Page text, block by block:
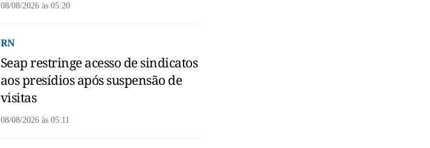
08/08/2026 às05:20
RN
Seap restringe acesso de sindicatos
aos presídios após suspensão de
visitas
08/08/2026 às05:11